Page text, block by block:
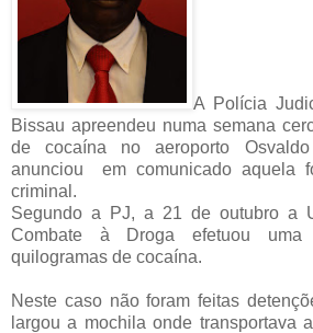
A Polícia
Bissau apreendeu numa semana
de cocaína no aeroporto
anunciou em comunicado aquela
criminal.
Segundo a PJ, a 21 de outubro a
Combate à Droga efetuou
quilogramas de cocaína.
Neste caso não foram feitas
largou a mochila onde transportava